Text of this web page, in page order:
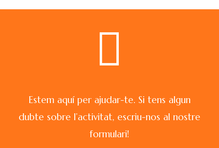
Estem aquí per ajudar-te. Si tens algun
dubte sobre l’activitat, escriu-nos al nostre
formulari!